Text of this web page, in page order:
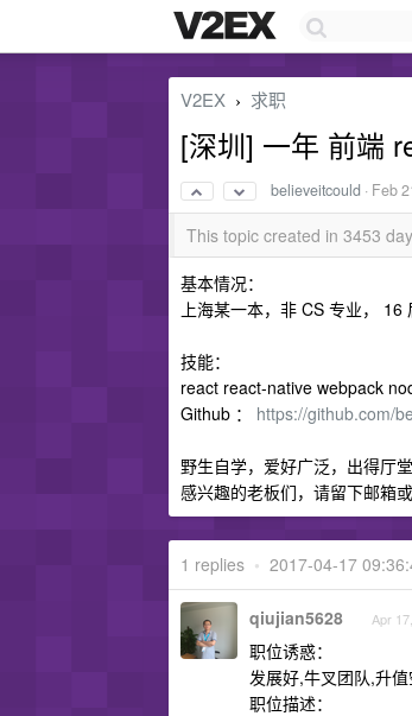
V2EX › 求职
[深圳] 一年 前端
believeitcould · Feb
This topic created in 3453
基本情况：
上海某一本，非 CS 专业， 16
技能：
react react-native webpack
Github ： https://github.com/
野生自学，爱好广泛，出得厅
感兴趣的老板们，请留下邮箱
1 replies • 2017-04-17
qiujian5628 Apr
职位诱惑：
发展好,牛叉团队,升值
职位描述：